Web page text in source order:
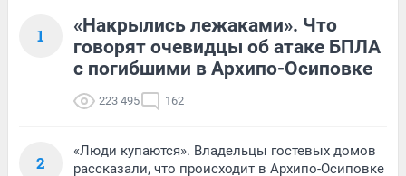
1
«Накрылись лежаками». Что
говорят очевидцы об атаке БПЛА
с погибшими в Архипо-Осиповке
223 495 162
2
«Люди купаются». Владельцы гостевых домов
рассказали, что происходит в Архипо-Осиповке